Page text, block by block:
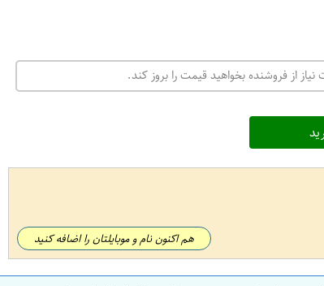
از فروشنده بخواهید قیمت را بروز کند.
هم اکنون نام و موبایلتان را اضافه کنید